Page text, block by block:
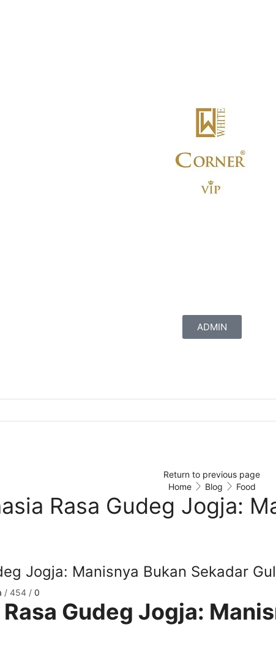
ADMIN
Return to previous page
Home
Blog Food
Rasa Gudeg Jogja:
Jogja: Manisnya Bukan Sekadar
/ 454 / 0
Gudeg Jogja: